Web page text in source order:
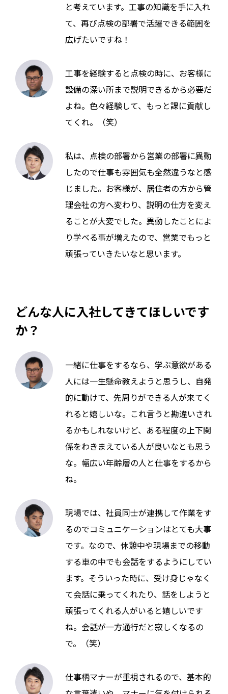
と考えています。工事の知識を手に入れ
て、再び点検の部署で活躍できる範囲を
広げたいですね！
工事を経験すると点検の時に、お客様に
設備の深い所まで説明できるから必要だ
よね。色々経験して、もっと課に貢献し
てくれ。（笑）
私は、点検の部署から営業の部署に異動
したので仕事も雰囲気も全然違うなと感
じました。お客様が、居住者の方から管
理会社の方へ変わり、説明の仕方を変え
ることが大変でした。異動したことによ
り学べる事が増えたので、営業でもっと
頑張っていきたいなと思います。
どんな人に入社してきてほしいです
か？
一緒に仕事をするなら、学ぶ意欲がある
人には一生懸命教えようと思うし、自発
的に動けて、先周りができる人が来てく
れると嬉しいな。これ言うと勘違いされ
るかもしれないけど、ある程度の上下関
係をわきまえている人が良いなとも思う
な。幅広い年齢層の人と仕事をするから
ね。
現場では、社員同士が連携して作業をす
るのでコミュニケーションはとても大事
です。なので、休憩中や現場までの移動
する車の中でも会話をするようにしてい
ます。そういった時に、受け身じゃなく
て会話に乗ってくれたり、話をしようと
頑張ってくれる人がいると嬉しいです
ね。会話が一方通行だと寂しくなるの
で。（笑）
仕事柄マナーが重視されるので、基本的